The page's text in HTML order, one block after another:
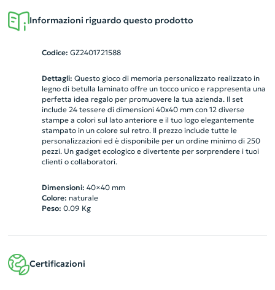
Informazioni riguardo questo prodotto
Codice: GZ2401721588
Dettagli: Questo gioco di memoria personalizzato realizzato in
legno di betulla laminato offre un tocco unico e rappresenta una
perfetta idea regalo per promuovere la tua azienda. Il set
include 24 tessere di dimensioni 40x40 mm con 12 diverse
stampe a colori sul lato anteriore e il tuo logo elegantemente
stampato in un colore sul retro. Il prezzo include tutte le
personalizzazioni ed è disponibile per un ordine minimo di 250
pezzi. Un gadget ecologico e divertente per sorprendere i tuoi
clienti o collaboratori.
Dimensioni: 40×40 mm
Colore: naturale
Peso: 0.09 Kg
Certificazioni